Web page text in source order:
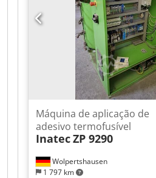
equipamentos usados
momento para todos os
industrial Yorick Diebels
Wolpertshausen
1 797 km
Máquina de aplicação de
adesivo termofusível
InatecZP 9290